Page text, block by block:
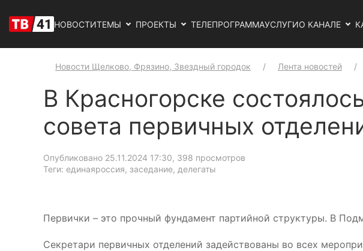
НОВОСТИТЕМЫ ПРОЕКТЫ ТЕЛЕПРОГРАММАУСЛУГИО КАНАЛЕ
Новости Щелково, Фрязино, Звездный городок Лента новостей
В Красногорске
совета первичных
Опубликовано 25.11.2024 17:30, 398 просмотров
Теги: единаяроссия, заседание, делегаты
Первички – это прочный фундамент партийной структуры. В
Секретари первичных отделений задействованы во всех